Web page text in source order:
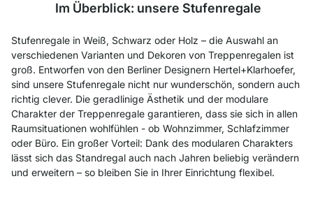
Im Überblick: unsere Stufenregale
Stufenregale in Weiß, Schwarz oder Holz – die Auswahl an
verschiedenen Varianten und Dekoren von Treppenregalen ist
groß. Entworfen von den Berliner Designern Hertel+Klarhoefer,
sind unsere Stufenregale nicht nur wunderschön, sondern auch
richtig clever. Die geradlinige Ästhetik und der modulare
Charakter der Treppenregale garantieren, dass sie sich in allen
Raumsituationen wohlfühlen - ob Wohnzimmer, Schlafzimmer
oder Büro. Ein großer Vorteil: Dank des modularen Charakters
lässt sich das Standregal auch nach Jahren beliebig verändern
und erweitern – so bleiben Sie in Ihrer Einrichtung flexibel.